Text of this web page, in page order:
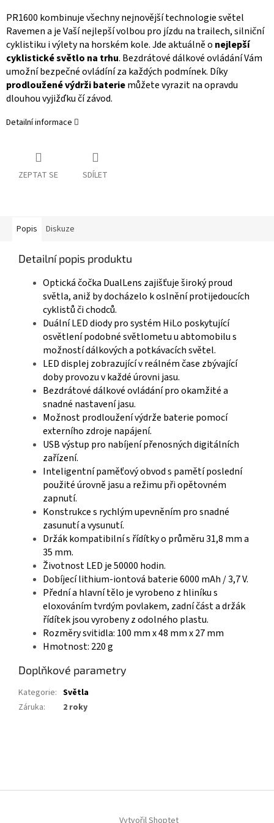
PR1600 kombinuje všechny nejnovější technologie světel
Ravemen a je Vaší nejlepší volbou pro jízdu na trailech, silniční
cyklistiku i výlety na horském kole. Jde aktuálně o nejlepší
cyklistické světlo na trhu. Bezdrátové dálkové ovládání Vám
umožní bezpečné ovládíní za každých podmínek. Díky
prodloužené výdrži bateriemůžete vyrazit na opravdu
dlouhou vyjižďku čí závod.
Detailní informace
ZEPTAT SE SDÍLET
Popis Diskuze
Detailní popis produktu
Optická čočka DualLens zajišťuje široký proud
světla, aniž by docházelo k oslnění protijedoucích
cyklistů či chodců.
Duální LED diody pro systém HiLo poskytující
osvětlení podobné světlometu u abtomobilu s
možností dálkových a potkávacích světel.
LED displej zobrazující v reálném čase zbývající
doby provozu v každé úrovni jasu.
Bezdrátové dálkové ovládání pro okamžité a
snadné nastavení jasu.
Možnost prodloužení výdrže baterie pomocí
externího zdroje napájení.
USB výstup pro nabíjení přenosných digitálních
zařízení.
Inteligentní paměťový obvod s pamětí poslední
použité úrovně jasu a režimu při opětovném
zapnutí.
Konstrukce s rychlým upevněním pro snadné
zasunutí a vysunutí.
Držák kompatibilní s řídítky o průměru 31,8 mm a
35 mm.
Životnost LED je 50000 hodin.
Dobíjecí lithium-iontová baterie 6000 mAh / 3,7 V.
Přední a hlavní tělo je vyrobeno z hliníku s
eloxováním tvrdým povlakem, zadní část a držák
řídítek jsou vyrobeny z odolného plastu.
Rozměry svitidla: 100 mm x 48 mm x 27 mm
Hmotnost: 220 g
Doplňkové parametry
Kategorie: Světla
Záruka: 2 roky